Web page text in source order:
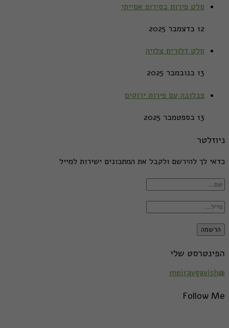
סלט פירות בסירופ אסייתי
12 בדצמבר 2025
סלט דלורית צלויה
13 בנובמבר 2025
פבלובה עם פירות ירוקים
13 בספטמבר 2025
ניוזלטר
כדאי לך להירשם ולקבל את המתכונים ישירות למייל
הפינטרסט שלי
@meiravgavish
Follow Me